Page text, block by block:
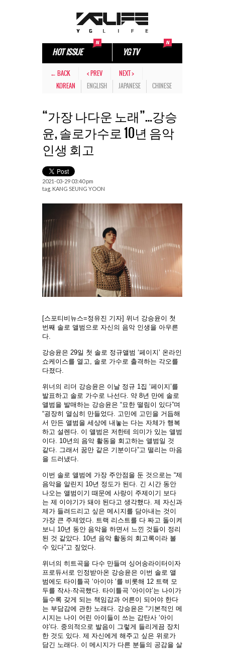
HOT ISSUE YG TV
← BACK < PREV
NEXT >
KOREAN
ENGLISH JAPANESE CHINESE
“가장 나다운 노래”…강승
윤, 솔로가수로 10년 음악
인생 회고
2021-03-29 03:40 pm
tag. KANG SEUNG YOON
[스포티비뉴스=정유진 기자] 위너 강승윤이 첫
번째 솔로 앨범으로 자신의 음악 인생을 아우른
다.
강승윤은 29일 첫 솔로 정규앨범 ‘페이지’ 온라인
쇼케이스를 열고, 솔로 가수로 출격하는 각오를
다졌다.
위너의 리더 강승윤은 이날 정규 1집 ‘페이지’를
발표하고 솔로 가수로 나선다. 약 8년 만에 솔로
앨범을 발매하는 강승윤은 “묘한 떨림이 있다”며
“굉장히 열심히 만들었다. 고민에 고민을 거듭해
서 만든 앨범을 세상에 내놓는 다는 자체가 행복
하고 설렌다. 이 앨범은 저한테 의미가 있는 앨범
이다. 10년의 음악 활동을 회고하는 앨범일 것
같다. 그래서 꿈만 같은 기분이다”고 떨리는 마음
을 드러냈다.
이번 솔로 앨범에 가장 주안점을 둔 것으로는 “제
음악을 알린지 10년 정도가 된다. 긴 시간 동안
나오는 앨범이기 때문에 사랑이 주제이기 보다
는 제 이야기가 돼야 된다고 생각했다. 제 자신과
제가 들려드리고 싶은 메시지를 담아내는 것이
가장 큰 주제였다. 트랙 리스트를 다 짜고 돌이켜
보니 10년 동안 음악을 하면서 느낀 것들이 정리
된 것 같았다. 10년 음악 활동의 회고록이라 볼
수 있다”고 짚었다.
위너의 히트곡을 다수 만들며 싱어송라이터이자
프로듀서로 인정받아온 강승윤은 이번 솔로 앨
범에도 타이틀곡 ‘아이야 ‘를 비롯해 12 트랙 모
두를 작사·작곡했다. 타이틀곡 ‘아이야’는 나이가
들수록 갖게 되는 책임감과 어른이 되어야 한다
는 부담감에 관한 노래다. 강승윤은 “기본적인 메
시지는 나이 어린 아이들이 쓰는 감탄사 ‘아이
야’다. 중의적으로 발음이 그렇게 들리게끔 장치
한 것도 있다. 제 자신에게 해주고 싶은 위로가
담긴 노래다. 이 메시지가 다른 분들의 공감을 살